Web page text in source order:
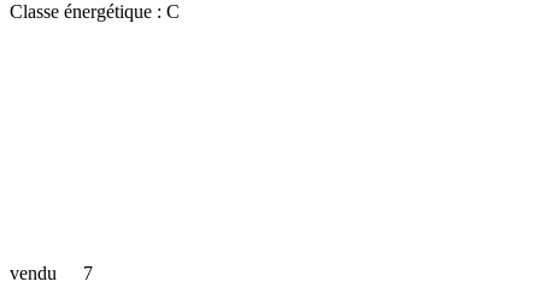
Classe énergétique : C
vendu 7